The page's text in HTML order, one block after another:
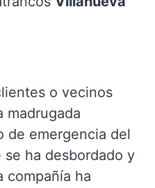
o vecinos
madrugada
de emergencia del
ha desbordado y
compañía ha